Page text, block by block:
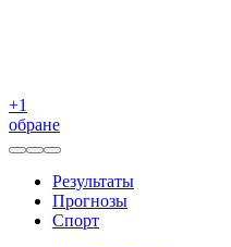
+1
обране
Результаты
Прогнозы
Спорт